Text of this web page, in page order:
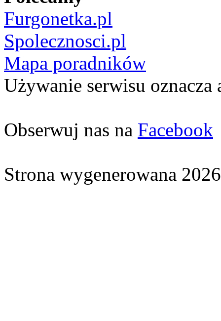
Furgonetka.pl
Spolecznosci.pl
Mapa poradników
Używanie serwisu oznacza
Obserwuj nas na Facebook
Strona wygenerowana